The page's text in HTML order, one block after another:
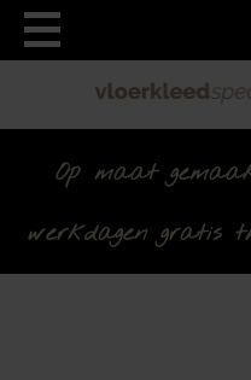
Op maat
werkdagen gratis